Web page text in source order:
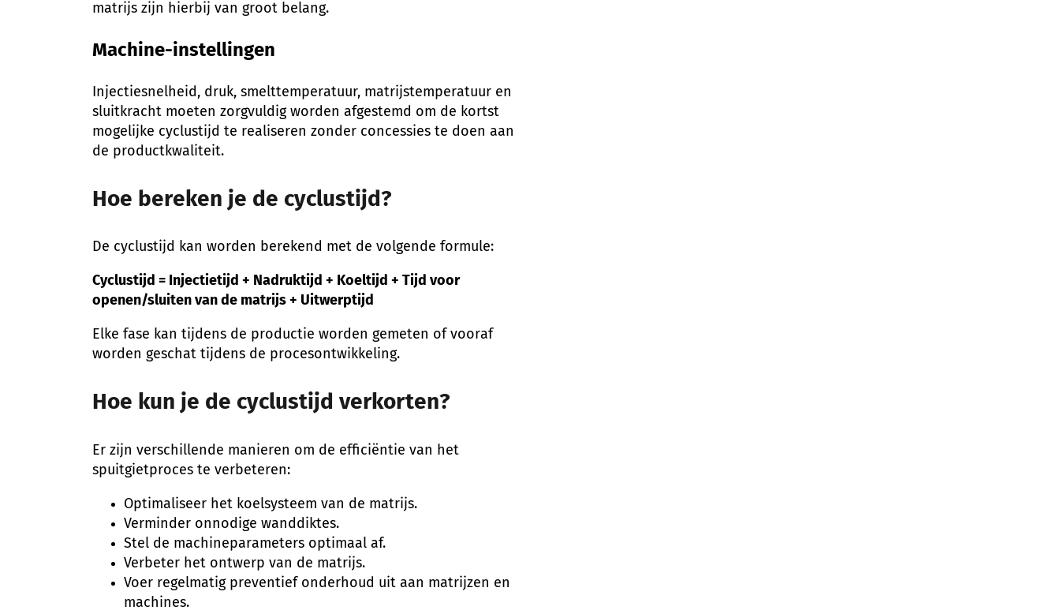
matrijs zijn hierbij van groot belang.
Machine-instellingen
Injectiesnelheid, druk, smelttemperatuur, matrijstemperatuur en
sluitkracht moeten zorgvuldig worden afgestemd om de kortst
mogelijke cyclustijd te realiseren zonder concessies te doen aan
de productkwaliteit.
Hoe bereken je de cyclustijd?
De cyclustijd kan worden berekend met de volgende formule:
Cyclustijd = Injectietijd + Nadruktijd + Koeltijd + Tijd voor
openen/sluiten van de matrijs + Uitwerptijd
Elke fase kan tijdens de productie worden gemeten of vooraf
worden geschat tijdens de procesontwikkeling.
Hoe kun je de cyclustijd verkorten?
Er zijn verschillende manieren om de efficiëntie van het
spuitgietproces te verbeteren:
Optimaliseer het koelsysteem van de matrijs.
Verminder onnodige wanddiktes.
Stel de machineparameters optimaal af.
Verbeter het ontwerp van de matrijs.
Voer regelmatig preventief onderhoud uit aan matrijzen en
machines.